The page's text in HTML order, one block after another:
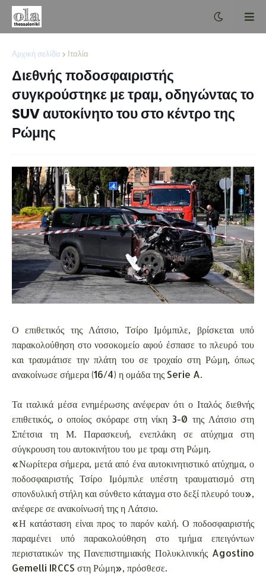
Αρχική σελίδα Ιταλία
Διεθνής ποδοσφαιριστής
συγκρούστηκε με τραμ, οδηγώντας το
SUV αυτοκίνητο του στο κέντρο της
Ρώμης
Ο επιθετικός της Λάτσιο, Τσίρο Ιμόμπιλε, βρίσκεται υπό
παρακολούθηση στο νοσοκομείο αφού έσπασε το πλευρό του
και τραυμάτισε την πλάτη του σε τροχαίο στη Ρώμη, όπως
ανακοίνωσε σήμερα (16/4) η ομάδα της Serie A.
Τα ιταλικά μέσα ενημέρωσης ανέφεραν ότι ο Ιταλός διεθνής
επιθετικός, ο οποίος σκόραρε στη νίκη 3-0 της Λάτσιο στη
Σπέτσια τη Μ. Παρασκευή, ενεπλάκη σε ατύχημα στη
σύγκρουση του αυτοκινήτου του με τραμ στη Ρώμη.
«Νωρίτερα σήμερα, μετά από ένα αυτοκινητιστικό ατύχημα, ο
ποδοσφαιριστής Τσίρο Ιμόμπιλε υπέστη τραυματισμό στη
σπονδυλική στήλη και σύνθετο κάταγμα στο δεξί πλευρό του»,
ανέφερε σε ανακοίνωσή της η Λάτσιο.
«Η κατάσταση είναι προς το παρόν καλή. Ο ποδοσφαιριστής
παραμένει υπό παρακολούθηση στο τμήμα επειγόντων
περιστατικών της Πανεπιστημιακής Πολυκλινικής Agostino
Gemelli IRCCS στη Ρώμη», πρόσθεσε.